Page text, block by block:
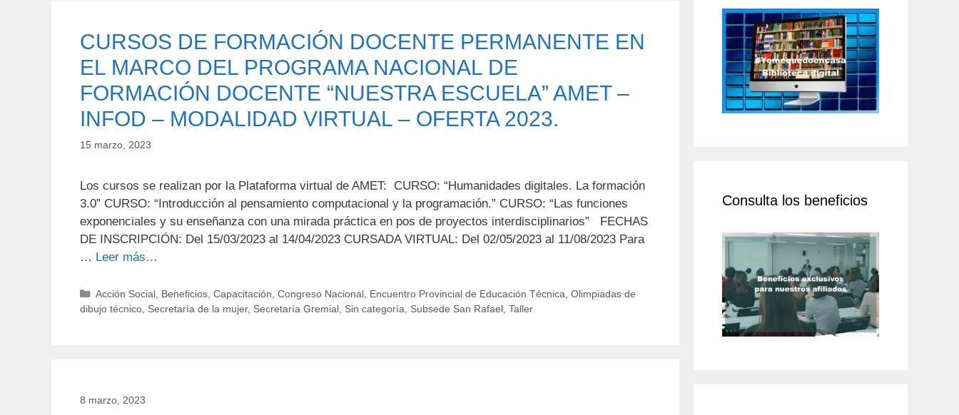
CURSOS DE FORMACIÓN DOCENTE PERMANENTE EN
EL MARCO DEL PROGRAMA NACIONAL DE
FORMACIÓN DOCENTE “NUESTRA ESCUELA” AMET –
INFOD – MODALIDAD VIRTUAL – OFERTA 2023.
15 marzo, 2023
Los cursos se realizan por la Plataforma virtual de AMET: CURSO: “Humanidades digitales. La formación
3.0” CURSO: “Introducción al pensamiento computacional y la programación.” CURSO: “Las funciones
exponenciales y su enseñanza con una mirada práctica en pos de proyectos interdisciplinarios” FECHAS
DE INSCRIPCIÓN: Del 15/03/2023 al 14/04/2023 CURSADA VIRTUAL: Del 02/05/2023 al 11/08/2023 Para
… Leer más…
Categorías
Acción Social, Beneficios, Capacitación Congreso Nacional, Encuentro Provincial de Educación Técnica Olimpiadas de
dibujo técnico Secretaría de la mujer, Secretaría Gremial Sin categoría Subsede San Rafael Taller
8 marzo, 2023
Consulta los beneficios